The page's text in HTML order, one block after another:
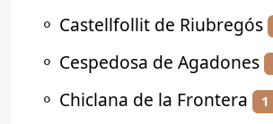
⚬ Castellfollit de Riubregós
⚬ Cespedosa de Agadones
⚬ Chiclana de la Frontera 1